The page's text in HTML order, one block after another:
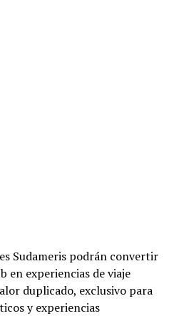
Sudameris podrán convertir
en experiencias de viaje
duplicado, exclusivo para
y experiencias